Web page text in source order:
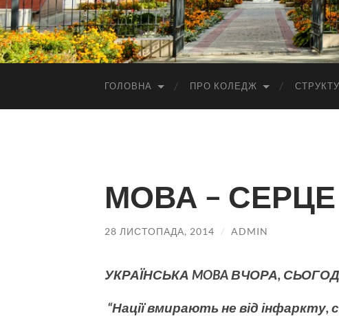
ГОЛОВНА ПРО КОЛЕДЖ
МОВА –
28 ЛИСТОПАДА, 2014 / ADMIN
УКРАЇНСЬКА MOBA ВЧОРА,
“Нації вмирають не від